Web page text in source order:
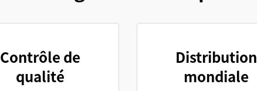
Contrôle de
qualité
Distribution
mondiale